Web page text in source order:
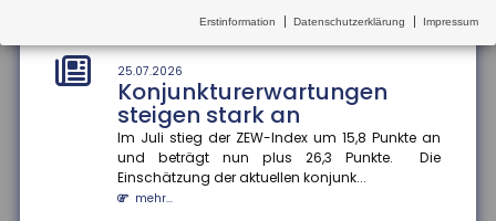
25.07.2026
Konjunkturerwartungen
steigen stark an
Im Juli stieg der ZEW-Index um 15,8 Punkte an
und beträgt nun plus 26,3 Punkte. Die
Einschätzung der aktuellen konjunk...
mehr...
Erstinformation Datenschutzerklärung Impressum
Internationaler
Informationsaustausch soll
Steuerhinterziehung
bekämpfen
Die Bundesregierung will den automatischen
Informationsaustausch über digitale
Plattformeinkünfte auf Drittstaaten auswe...
mehr...